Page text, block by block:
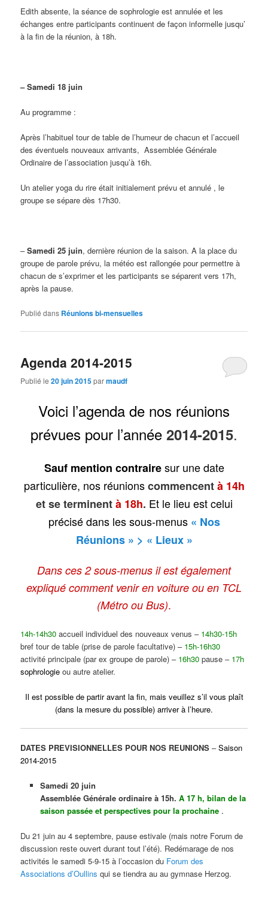
Edith absente, la séance de sophrologie est annulée et les
échanges entre participants continuent de façon informelle jusqu’
à la fin de la réunion, à 18h.
– Samedi 18 juin
Au programme :
Après l’habituel tour de table de l’humeur de chacun et l’accueil
des éventuels nouveaux arrivants, Assemblée Générale
Ordinaire de l’association jusqu’à 16h.
Un atelier yoga du rire était initialement prévu et annulé , le
groupe se sépare dès 17h30.
–Samedi 25 juin, dernière réunion de la saison. A la place du
groupe de parole prévu, la météo est rallongée pour permettre à
chacun de s’exprimer et les participants se séparent vers 17h,
après la pause.
Publié dans Réunions bi-mensuelles
Agenda 2014-2015
Publié le20 juin 2015parmaudf
Voici l’agenda de nos réunions
prévues pour l’année 2014-2015.
Sauf mention contraire sur une date
particulière, nos réunions commencent à 14h
et se terminentà 18h. Et le lieu est celui
précisé dans les sous-menus « Nos
Réunions » > « Lieux »
Dans ces 2 sous-menus il est également
expliqué comment venir en voiture ou en TCL
(Métro ou Bus).
14h-14h30 accueil individuel des nouveaux venus – 14h30-15h
bref tour de table (prise de parole facultative) – 15h-16h30
activité principale (par ex groupe de parole) – 16h30 pause – 17h
sophrologie ou autre atelier.
Il est possible de partir avant la fin, mais veuillez s’il vous plaît
(dans la mesure du possible) arriver à l’heure.
DATES PREVISIONNELLES POUR NOS REUNIONS –Saison
2014-2015
Samedi 20 juin
Assemblée Générale ordinaire à 15h. A 17 h, bilan de la
saison passée et perspectives pour la prochaine .
Du 21 juin au 4 septembre, pause estivale (mais notre Forum de
discussion reste ouvert durant tout l’été). Redémarage de nos
activités le samedi 5-9-15 à l’occasion du Forum des
Associations d’Oullins qui se tiendra au au gymnase Herzog.